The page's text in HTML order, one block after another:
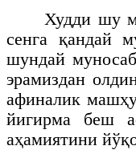
Худди шу
сенга қандай
шундай
эрамиздан
афиналик
йигирма беш
аҳамиятини